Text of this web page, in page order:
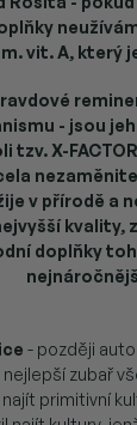
vit. A, který
- jsou
tzv. X-
v přírodě a
kvality,
doplňky
- později
zubař
primitivní